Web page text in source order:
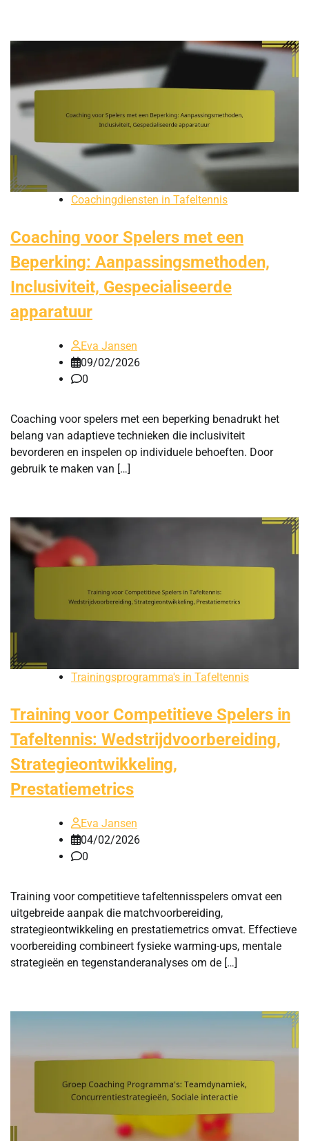
Coachingdiensten in Tafeltennis
Coaching voor Spelers met een
Beperking: Aanpassingsmethoden,
Inclusiviteit, Gespecialiseerde
apparatuur
Eva Jansen
09/02/2026
0
Coaching voor spelers met een beperking benadrukt het
belang van adaptieve technieken die inclusiviteit
bevorderen en inspelen op individuele behoeften. Door
gebruik te maken van […]
Trainingsprogramma's in Tafeltennis
Training voor Competitieve Spelers in
Tafeltennis: Wedstrijdvoorbereiding,
Strategieontwikkeling,
Prestatiemetrics
Eva Jansen
04/02/2026
0
Training voor competitieve tafeltennisspelers omvat een
uitgebreide aanpak die matchvoorbereiding,
strategieontwikkeling en prestatiemetrics omvat. Effectieve
voorbereiding combineert fysieke warming-ups, mentale
strategieën en tegenstanderanalyses om de […]